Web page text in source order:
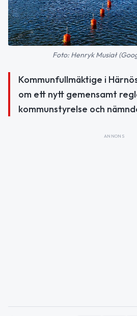
Foto: Henryk Musiał
Kommunfullmäktige i
om ett nytt gemensamt
kommunstyrelse och
ANNONS